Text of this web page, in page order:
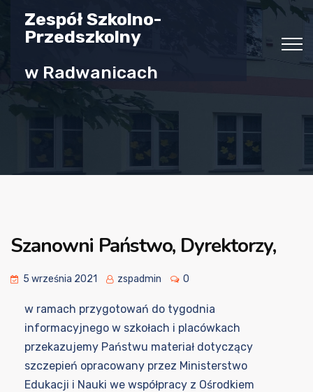
Zespół Szkolno-
Przedszkolny
w Radwanicach
Szanowni Państwo, Dyrektorzy,
5 września 2021 zspadmin 0
w ramach przygotowań do tygodnia
informacyjnego w szkołach i placówkach
przekazujemy Państwu materiał dotyczący
szczepień opracowany przez Ministerstwo
Edukacji i Nauki we współpracy z Ośrodkiem